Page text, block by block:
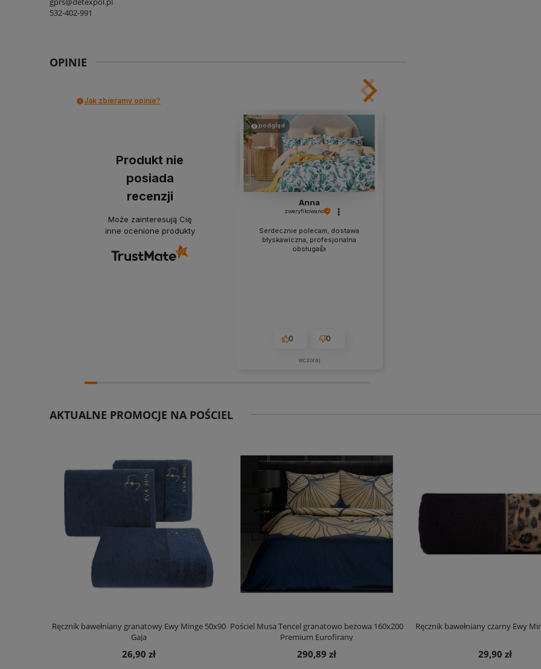
532-402-991
OPINIE
Jak zbieramy opinie?
Produkt nie
posiada
recenzji
Może zainteresują Cię
inne ocenione produkty
podgląd
Anna
zweryfikowano
Serdecznie polecam, dostawa
błyskawiczna, profesjonalna
obsługa👍️
0 0
wczoraj
AKTUALNE PROMOCJE NA POŚCIEL
Ręcznik bawełniany granatowy Ewy Minge 50x90
Gaja
26,90 zł
Pościel Musa Tencel granatowo beżowa 160x200
Premium Eurofirany
290,89 zł
Ręcznik bawełniany czarny Ewy
29,90 zł